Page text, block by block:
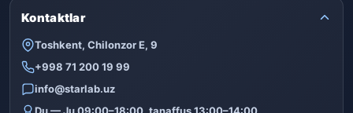
Kontaktlar
Toshkent, Chilonzor E, 9
+998 71 200 19 99
info@starlab.uz